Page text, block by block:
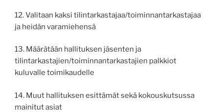
12. Valitaan kaksi tilintarkastajaa/toiminnantarkastajaa
ja heidän varamiehensä
13. Määrätään hallituksen jäsenten ja
tilintarkastajien/toiminnantarkastajien palkkiot
kuluvalle toimikaudelle
14. Muut hallituksen esittämät sekä kokouskutsussa
mainitut asiat